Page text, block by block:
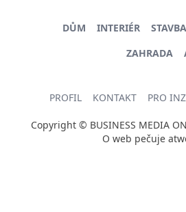
DŮM INTERIÉR STAVBA
ZAHRADA
PROFIL KONTAKT PRO
Copyright © BUSINESS MEDIA